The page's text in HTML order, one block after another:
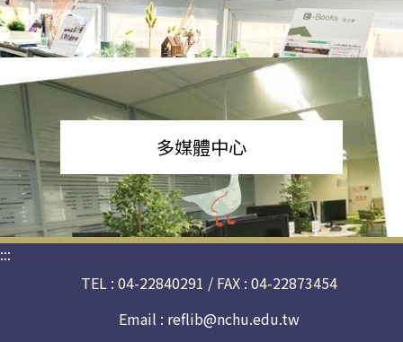
多媒體中心
:::
TEL : 04-22840291 / FAX : 04-22873454
Email : reflib@nchu.edu.tw